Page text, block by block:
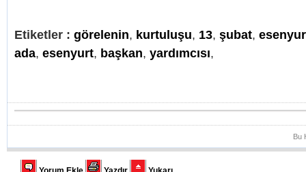
Etiketler : görelenin, kurtuluşu, 13, şubat,
ada, esenyurt, başkan, yardımcısı,
Bu